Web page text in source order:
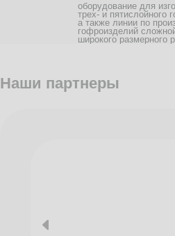
оборудование для
трех- и пятислойного
а также линии по
гофроизделий
широкого размерного
Наши партнеры